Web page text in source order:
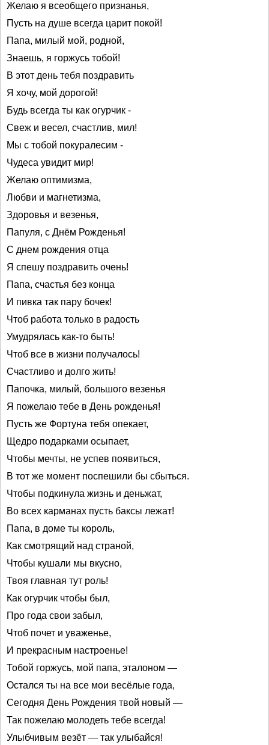
Желаю я всеобщего признанья,
Пусть на душе всегда царит покой!
Папа, милый мой, родной,
Знаешь, я горжусь тобой!
В этот день тебя поздравить
Я хочу, мой дорогой!
Будь всегда ты как огурчик -
Свеж и весел, счастлив, мил!
Мы с тобой покуралесим -
Чудеса увидит мир!
Желаю оптимизма,
Любви и магнетизма,
Здоровья и везенья,
Папуля, с Днём Рожденья!
С днем рождения отца
Я спешу поздравить очень!
Папа, счастья без конца
И пивка так пару бочек!
Чтоб работа только в радость
Умудрялась как-то быть!
Чтоб все в жизни получалось!
Счастливо и долго жить!
Папочка, милый, большого везенья
Я пожелаю тебе в День рожденья!
Пусть же Фортуна тебя опекает,
Щедро подарками осыпает,
Чтобы мечты, не успев появиться,
В тот же момент поспешили бы сбыться.
Чтобы подкинула жизнь и деньжат,
Во всех карманах пусть баксы лежат!
Папа, в доме ты король,
Как смотрящий над страной,
Чтобы кушали мы вкусно,
Твоя главная тут роль!
Как огурчик чтобы был,
Про года свои забыл,
Чтоб почет и уваженье,
И прекрасным настроенье!
Тобой горжусь, мой папа, эталоном —
Остался ты на все мои весёлые года,
Сегодня День Рождения твой новый —
Так пожелаю молодеть тебе всегда!
Улыбчивым везёт — так улыбайся!